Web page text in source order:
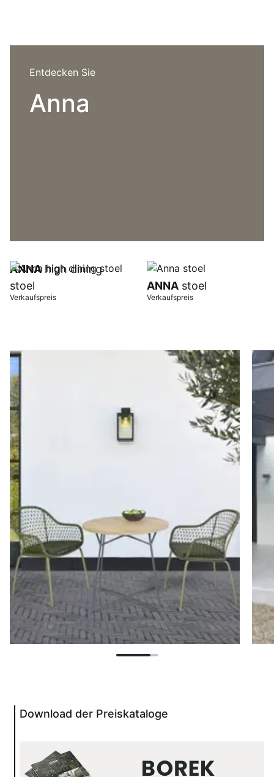
Entdecken Sie
Anna
ANNAhigh dining
stoel
Verkaufspreis
ANNA stoel
Verkaufspreis
Download der Preiskataloge